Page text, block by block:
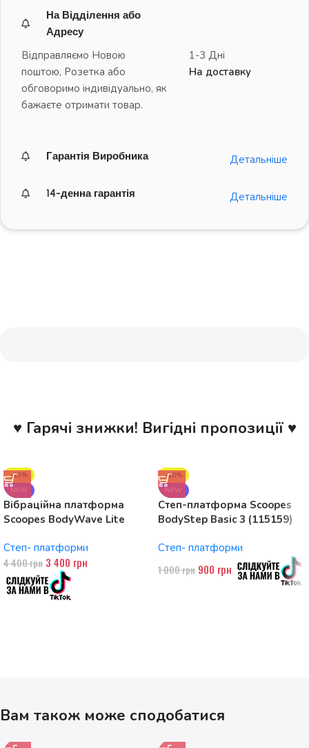
На Відділення або
Адресу
Відправляємо Новою
поштою, Розетка або
обговоримо індивідуально, як
бажаєте отримати товар.
1-3 Дні
На доставку
Гарантія Виробника Детальніше
14-денна гарантія Детальніше
♥ Гарячі знижки! Вигідні пропозиції ♥
-23%
NEW
Вібраційна платформа
Scoopes BodyWave Lite
Степ- платформи
4 400грн 3 400 грн
-10%
NEW
Степ-платформа Scoopes
BodyStep Basic 3 (115159)
рівні
Степ- платформи
1 000грн 900 грн
Вам також може сподобатися